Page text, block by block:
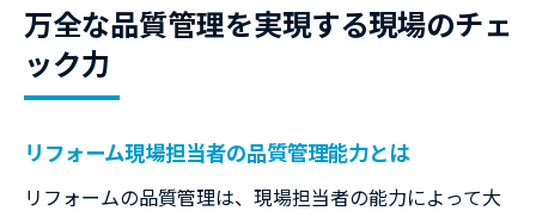
万全な品質管理を実現する現場のチェ
ック力
リフォーム現場担当者の品質管理能力とは
リフォームの品質管理は、現場担当者の能力によって大